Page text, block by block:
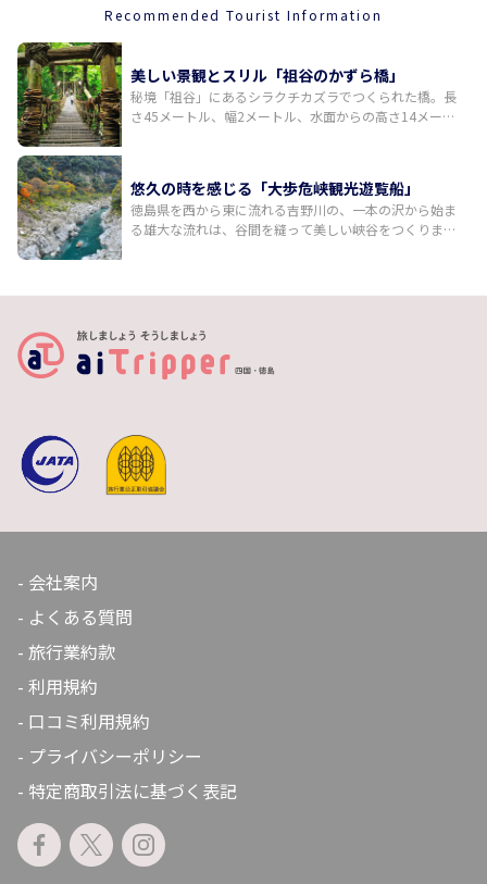
Recommended Tourist Information
美しい景観とスリル「祖谷のかずら橋」
秘境「祖谷」にあるシラクチカズラでつくられた橋。長
さ45メートル、幅2メートル、水面からの高さ14メート
す。抜群の景色に加え、歩くたびにきしんでゆらゆらと
揺れるのスリルも味わえます。
悠久の時を感じる「大歩危峡観光遊覧船」
徳島県を西から東に流れる吉野川の、一本の沢から始ま
る雄大な流れは、谷間を縫って美しい峡谷をつくりまし
野川の激流が形成した雄大な景観と自然の神秘を感じら
れる渓谷約8キロを船で巡ります。
会社案内
よくある質問
旅行業約款
利用規約
口コミ利用規約
プライバシーポリシー
特定商取引法に基づく表記